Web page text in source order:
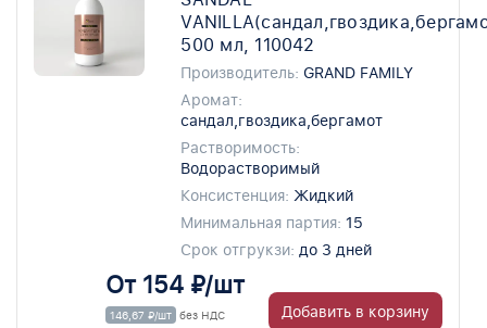
500 мл, 110042
Производитель: GRAND FAMILY
Аромат:
сандал,гвоздика,бергамот
Растворимость:
Водорастворимый
Консистенция: Жидкий
Минимальная партия: 15
Срок отгрукзи: до 3 дней
От 154 ₽/шт
146,67 ₽/шт без НДС Добавить в корзину